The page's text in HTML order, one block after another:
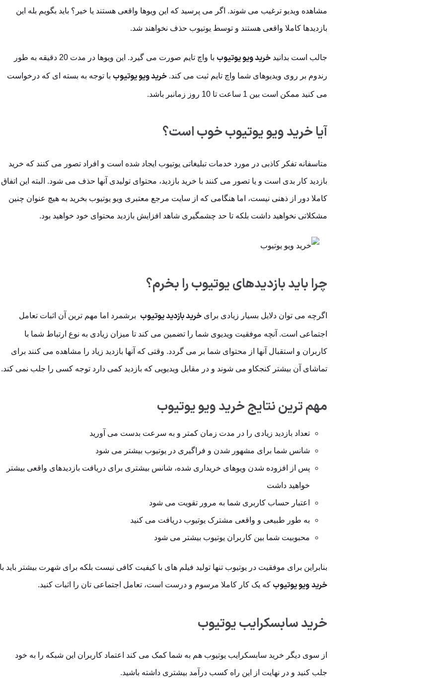
مشاهده ویدیو ترغیب می شوند. اگر می پرسید که این ویوها واقعی هستند یا خیر؟ باید بگویم بله این
بازدیدها کاملا واقعی هستند و توسط یوتیوب حذف نخواهند شد.
جالب است بدانید خرید ویو یوتیوب با واچ تایم صورت می گیرد. این ویوها در مدت 20 دقیقه به طور
رندوم بر روی ویدیوهای شما واچ تایم ثبت می کند. خرید ویو یوتیوب با توجه به بسته ای که درخواست
می کنید ممکن است بین 1 ساعت تا 10 روز زمانبر باشد.
آیا خرید ویو یوتیوب خوب است؟
متاسفانه تفکر کاذبی در مورد خدمات تبلیغاتی یوتیوب ایجاد شده است و افراد تصور می کنند که خرید
بازدید کار بدی است و یا تصور می کنند با خرید بازدید، محتوای تولیدی آنها حذف می شود. البته این اتفاق
کاملا دور از ذهنی نیست، اما هنگامی که از سایت مرجع معتبری ویو یوتیوب بخرید به هیچ عنوان چنین
مشکلاتی نخواهید داشت بلکه تا حد چشمگیری شاهد افزایش بازدید محتوای خود خواهید بود.
چرا باید بازدیدهای یوتیوب را بخرم؟
اگرچه می توان دلایل بسیار زیادی برای خرید بازدید یوتیوب برشمرد اما مهم ترین آن اثبات تعامل
اجتماعی است. آنچه موفقیت ویدیوی شما را تضمین می کند تا میزان زیادی به نوع ارتباط شما با
کاربران و استقبال آنها از محتوای شما بر می گردد. وقتی که آنها بازدید زیاد را مشاهده می کنند برای
تماشای آن بیشتر کنجکاو می شوند و در مقابل ویدیویی که بازدید کمی دارد توجه کسی را جلب نمی کند.
مهم ترین نتایج خرید ویو یوتیوب
تعداد بازدید زیادی را در مدت زمان کمتر و به سرعت بدست می آورید
شانس شما برای مشهور شدن و فراگیری در یوتیوب بیشتر می شود
پس از افزوده شدن ویوهای خریداری شده، شانس بیشتری برای دریافت بازدیدهای واقعی بیشتر
خواهید داشت
اعتبار حساب کاربری شما به مرور تقویت می شود
به طور طبیعی و واقعی مشترک یوتیوب دریافت می کنید
محبوبیت شما بین کاربران یوتیوب بیشتر می شود
بنابراین برای موفقیت در یوتیوب تنها تولید فیلم های با کیفیت کافی نیست بلکه برای شهرت بیشتر باید با
خریدویو یوتیوب که یک کار کاملا مرسوم و درست است، تعامل اجتماعی تان را اثبات کنید.
خرید سابسکرایب یوتیوب
از سوی دیگر خرید سابسکرایب یوتیوب هم به شما کمک می کند اعتماد کاربران این شبکه را به خود
جلب کنید و در نهایت از این راه کسب درآمد بیشتری داشته باشید.